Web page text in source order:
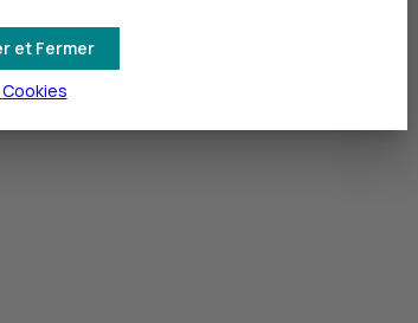
et Fermer
Cookies